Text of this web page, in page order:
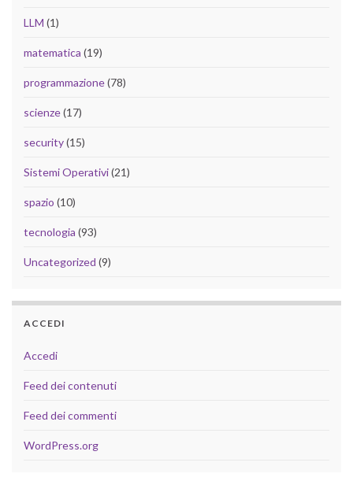
LLM (1)
matematica (19)
programmazione(78)
scienze(17)
security(15)
Sistemi Operativi(21)
spazio (10)
tecnologia (93)
Uncategorized (9)
ACCEDI
Accedi
Feed dei contenuti
Feed dei commenti
WordPress.org